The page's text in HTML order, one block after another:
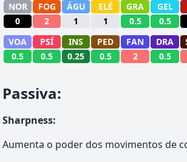
NOR FOG ÁGU ELÉ GRA GEL
0
2 1 1 0.5 0.5
VOA
PSÍ INS PED FAN DRA
0.5
0.5 0.25 0.5 2 0.5
Passiva:
Sharpness:
Aumenta o poder dos movimentos de